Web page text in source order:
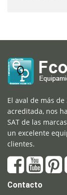
El aval de más
acreditada, nos
SAT de las
un excelente
clientes.
Contacto